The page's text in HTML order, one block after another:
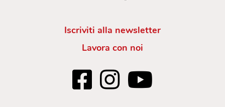
Iscriviti alla newsletter
Lavora con noi